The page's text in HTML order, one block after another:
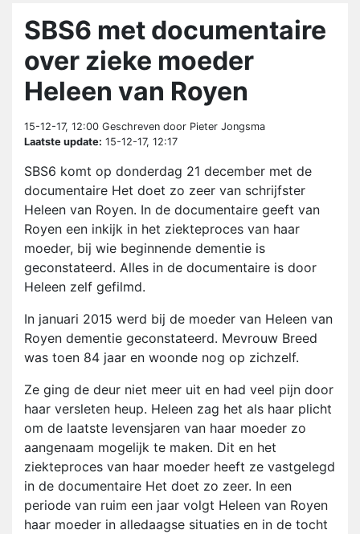
SBS6 met documentaire
over zieke moeder
Heleen van Royen
15-12-17, 12:00 Geschreven door Pieter Jongsma
Laatste update: 15-12-17, 12:17
SBS6 komt op donderdag 21 december met de
documentaire Het doet zo zeer van schrijfster
Heleen van Royen. In de documentaire geeft van
Royen een inkijk in het ziekteproces van haar
moeder, bij wie beginnende dementie is
geconstateerd. Alles in de documentaire is door
Heleen zelf gefilmd.
In januari 2015 werd bij de moeder van Heleen van
Royen dementie geconstateerd. Mevrouw Breed
was toen 84 jaar en woonde nog op zichzelf.
Ze ging de deur niet meer uit en had veel pijn door
haar versleten heup. Heleen zag het als haar plicht
om de laatste levensjaren van haar moeder zo
aangenaam mogelijk te maken. Dit en het
ziekteproces van haar moeder heeft ze vastgelegd
in de documentaire Het doet zo zeer. In een
periode van ruim een jaar volgt Heleen van Royen
haar moeder in alledaagse situaties en in de tocht